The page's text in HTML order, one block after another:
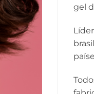
gel